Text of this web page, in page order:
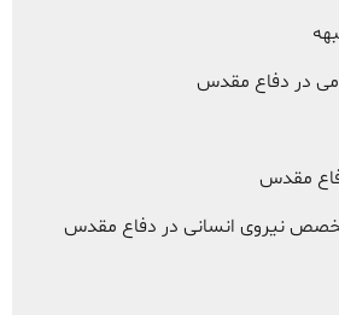
در دفاع مقدس
مقدس
نیروی انسانی در دفاع مقدس